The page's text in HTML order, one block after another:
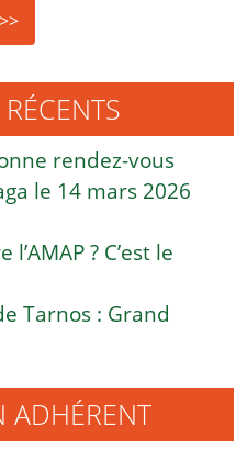
rendez-vous
le 14 mars 2026
? C’est le
Tarnos : Grand
ADHÉRENT